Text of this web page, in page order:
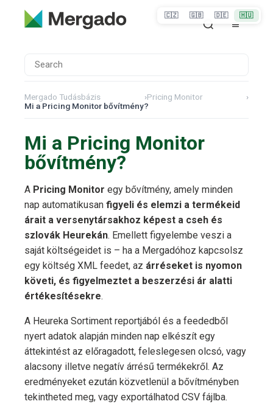
Mergado Tudásbázis ›Pricing Monitor
›
Mi a Pricing Monitor bővítmény?
Mi a Pricing Monitor
bővítmény?
A Pricing Monitor egy bővítmény, amely minden
nap automatikusan figyeli és elemzi a termékeid
árait a versenytársakhoz képest a cseh és
szlovák Heurekán. Emellett figyelembe veszi a
saját költségeidet is – ha a Mergadóhoz kapcsolsz
egy költség XML feedet, az árréseket is nyomon
követi, és figyelmeztet a beszerzési ár alatti
értékesítésekre.
A Heureka Sortiment reportjából és a feededből
nyert adatok alapján minden nap elkészít egy
áttekintést az előragadott, feleslegesen olcsó, vagy
alacsony illetve negatív árrésű termékekről. Az
eredményeket ezután közvetlenül a bővítményben
tekintheted meg, vagy exportálhatod CSV fájlba.
🇨🇿 🇬🇧 🇩🇪 🇭🇺